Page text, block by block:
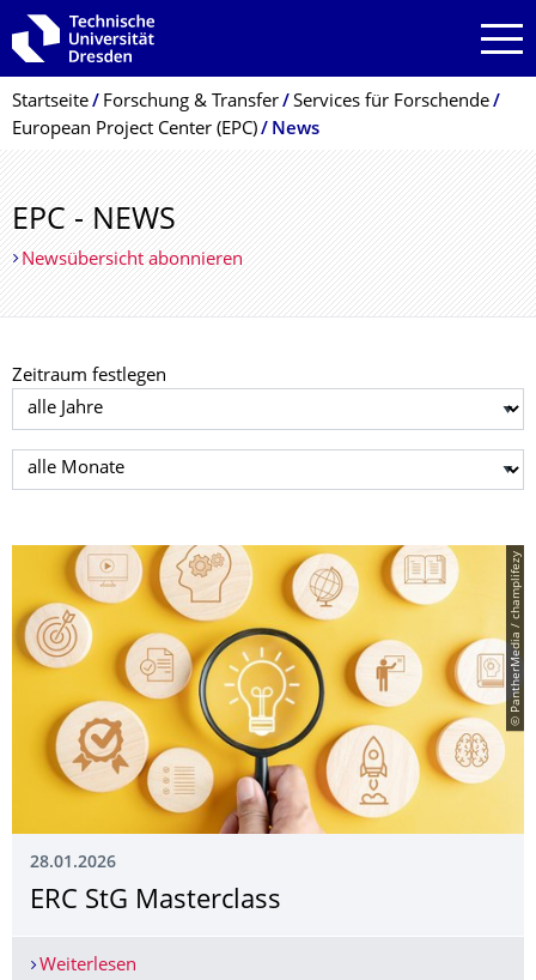
Zur Hauptnavigation springen
Zur Suche springen
Zum Inhalt springen
Breadcrumb-Menü
Startseite Forschung & Transfer
Services für Forschende
European Project Center (EPC)
News
EPC - NEWS
Newsübersicht abonnieren
Zeitraum festlegen
Jahr auswählen
Monat auswählen
© PantherMedia / champlifezy
28.01.2026
ERC StG Masterclass
Weiterlesen